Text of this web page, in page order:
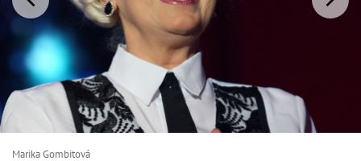
Marika Gombitová